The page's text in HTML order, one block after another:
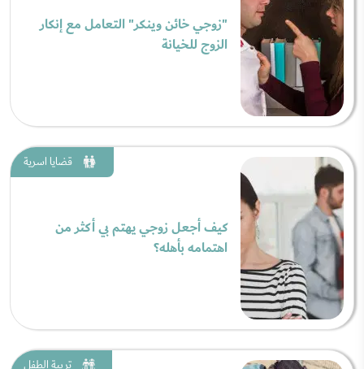
"زوجي خائن وينكر" التعامل مع إنكار
الزوج للخيانة
قضايا اسرية
كيف أجعل زوجي يهتم بي أكثر من
اهتمامه بأهله؟
تربية الطفل